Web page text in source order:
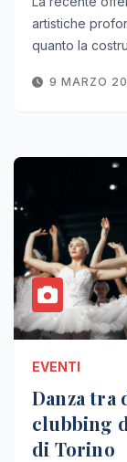
artistiche
quanto la
9 MARZO
EVENTI
Danza tra
clubbing
di Torino